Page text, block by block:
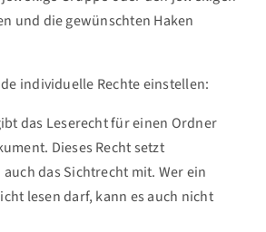
und die gewünschten Haken
individuelle Rechte einstellen:
das Leserecht für einen Ordner
Dieses Recht setzt
das Sichtrecht mit. Wer ein
lesen darf, kann es auch nicht